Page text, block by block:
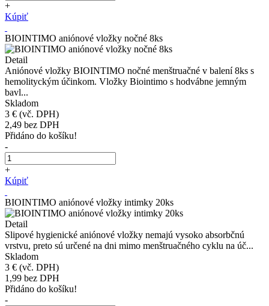
+
Kúpiť
BIOINTIMO aniónové vložky nočné 8ks
Detail
Aniónové vložky BIOINTIMO nočné menštruačné v balení 8ks s
hemolityckým účinkom. Vložky Biointimo s hodvábne jemným
bavl...
Skladom
3 € (vč. DPH)
2,49 bez DPH
Přidáno do košíku!
-
+
Kúpiť
BIOINTIMO aniónové vložky intimky 20ks
Detail
Slipové hygienické aniónové vložky nemajú vysoko absorbčnú
vrstvu, preto sú určené na dni mimo menštruačného cyklu na úč...
Skladom
3 € (vč. DPH)
1,99 bez DPH
Přidáno do košíku!
-